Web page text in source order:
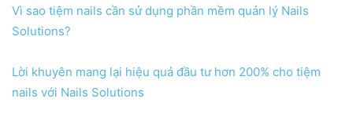
Vì sao tiệm nails cần sử dụng phần mềm quản lý Nails
Solutions?
Lời khuyên mang lại hiệu quả đầu tư hơn 200% cho tiệm
nails với Nails Solutions